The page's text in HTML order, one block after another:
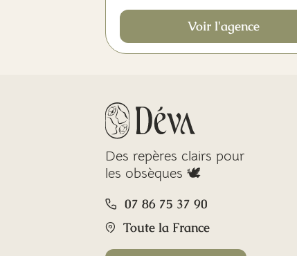
Voir l'agence
Des repères clairs pour
les obsèques 🕊️
07 86 75 37 90
Toute la France